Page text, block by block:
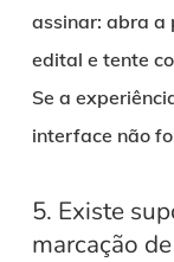
assinar: abra a
edital e tente
Se a
interface não
5. Existe
marcação